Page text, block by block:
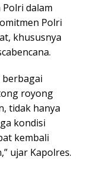
dalam
Polri
khususnya
royong
tidak hanya
kondisi
kembali
ujar Kapolres.